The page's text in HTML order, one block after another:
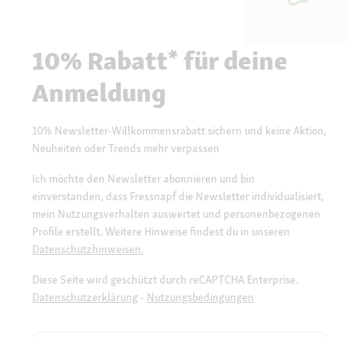
10% Rabatt* für deine
Anmeldung
10% Newsletter-Willkommensrabatt sichern und keine Aktion,
Neuheiten oder Trends mehr verpassen
Ich möchte den Newsletter abonnieren und bin
einverstanden, dass Fressnapf die Newsletter individualisiert,
mein Nutzungsverhalten auswertet und personenbezogenen
Profile erstellt. Weitere Hinweise findest du in unseren
Datenschutzhinweisen.
Diese Seite wird geschützt durch reCAPTCHA Enterprise.
Datenschutzerklärung - Nutzungsbedingungen